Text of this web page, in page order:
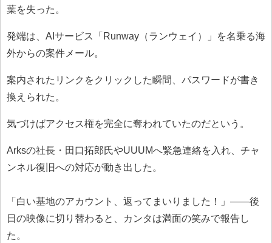
葉を失った。
発端は、AIサービス「Runway（ランウェイ）」を名乗る海
外からの案件メール。
案内されたリンクをクリックした瞬間、パスワードが書き
換えられた。
気づけばアクセス権を完全に奪われていたのだという。
Arksの社長・田口拓郎氏やUUUMへ緊急連絡を入れ、チャ
ンネル復旧への対応が動き出した。
「白い基地のアカウント、返ってまいりました！」——後
日の映像に切り替わると、カンタは満面の笑みで報告し
た。